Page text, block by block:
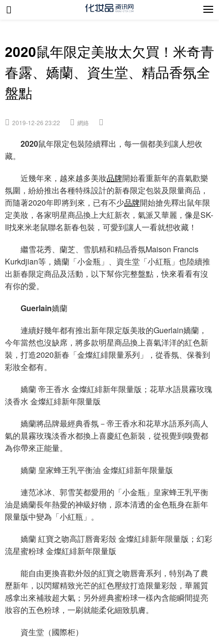
2020鼠年限定美妝太欠買！米奇青
春露、嬌蘭、資生堂、精品香氛全
盤點
2019-12-26 23:22 網絡
2020鼠年限定包裝陸續釋出，每一個都美到讓人想收
藏。
近幾年來，越來越多美妝品牌開始看重新年的喜氣歡樂
氛圍，紛紛推出各種特殊設計的新春限定包裝及限量商品，
而隨著2020年即將到來，已有不少品牌開始搶先釋出鼠年限
定美妝，各家明星商品換上大紅新衣，氣派又華麗，像是SK-
II找來米老鼠聯名新春包裝，可愛到讓人一看就想收藏！
繼雪花秀、蘭芝、雪肌精和精品香氛Maison Francis
Kurkdjian等，嬌蘭「小金瓶」、資生堂「小紅瓶」也陸續推
出新春限定商品及活動，以下幫你完整盤點，快來看看有沒
有你的愛。
Guerlain嬌蘭
連續好幾年都有推出新年限定版美妝的Guerlain嬌蘭，
今年當然也沒缺席，將多款明星商品換上喜氣洋洋的紅色新
裝，打造2020新春「金燦紅緋限量系列」，從香氛、保養到
彩妝全都有。
嬌蘭 帝王香水 金燦紅緋新年限量版；花草水語晨霧玫瑰
淡香水 金燦紅緋新年限量版
嬌蘭將品牌最經典香氛－帝王香水和花草水語系列高人
氣的晨霧玫瑰淡香水都換上喜慶紅色新裝，從視覺到嗅覺都
為你帶來正能量。
嬌蘭 皇家蜂王乳平衡油 金燦紅緋新年限量版
連范冰冰、郭雪芙都愛用的「小金瓶」皇家蜂王乳平衡
油是嬌蘭長年熱愛的神級好物，原本清透的金色瓶身在新年
限量版中變為「小紅瓶」。
嬌蘭 紅寶之吻高訂唇膏彩殼 金燦紅緋新年限量版；幻彩
流星蜜粉球 金燦紅緋新年限量版
能自由更換喜歡外殼的紅寶之吻唇膏系列，特別為了農
歷新年，以閃耀精致光芒的紅色壓紋打造限量彩殼，華麗質
感拿出來補妝超大氣；另外經典蜜粉球一樣內含能瞬間提亮
妝容的五色粉球，一刷就能柔化細致肌膚。
資生堂（國際柜）